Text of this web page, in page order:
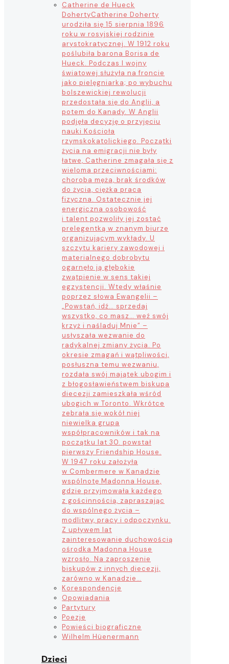
Catherine de Hueck
DohertyCatherine Doherty
urodziła się 15 sierpnia 1896
roku w rosyjskiej rodzinie
arystokratycznej. W 1912 roku
poślubiła barona Borisa de
Hueck. Podczas I wojny
światowej służyła na froncie
jako pielęgniarka; po wybuchu
bolszewickiej rewolucji
przedostała się do Anglii, a
potem do Kanady. W Anglii
podjęła decyzję o przyjęciu
nauki Kościoła
rzymskokatolickiego. Początki
życia na emigracji nie były
łatwe, Catherine zmagała się z
wieloma przeciwnościami:
choroba męża, brak środków
do życia, ciężka praca
fizyczna. Ostatecznie jej
energiczna osobowość
i talent pozwoliły jej zostać
prelegentką w znanym biurze
organizującym wykłady. U
szczytu kariery zawodowej i
materialnego dobrobytu
ogarnęło ją głębokie
zwątpienie w sens takiej
egzystencji. Wtedy właśnie
poprzez słowa Ewangelii –
„Powstań, idź… sprzedaj
wszystko, co masz… weź swój
krzyż i naśladuj Mnie” –
usłyszała wezwanie do
radykalnej zmiany życia. Po
okresie zmagań i wątpliwości,
posłuszna temu wezwaniu,
rozdała swój majątek ubogim i
z błogosławieństwem biskupa
diecezji zamieszkała wśród
ubogich w Toronto. Wkrótce
zebrała się wokół niej
niewielka grupa
współpracowników i tak na
początku lat 30. powstał
pierwszy Friendship House.
W 1947 roku założyła
w Combermere w Kanadzie
wspólnotę Madonna House,
gdzie przyjmowała każdego
z gościnnością, zapraszając
do wspólnego życia –
modlitwy, pracy i odpoczynku.
Z upływem lat
zainteresowanie duchowością
ośrodka Madonna House
wzrosło. Na zaproszenie
biskupów z innych diecezji,
zarówno w Kanadzie…
Korespondencje
Opowiadania
Partytury
Poezje
Powieści biograficzne
Wilhelm Hüenermann
Dzieci